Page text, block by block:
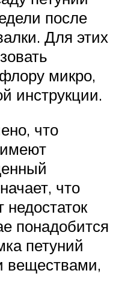
после
Для этих
микро,
инструкции.
что
что
понадобится
петуний
веществами,